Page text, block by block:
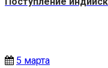
5 марта